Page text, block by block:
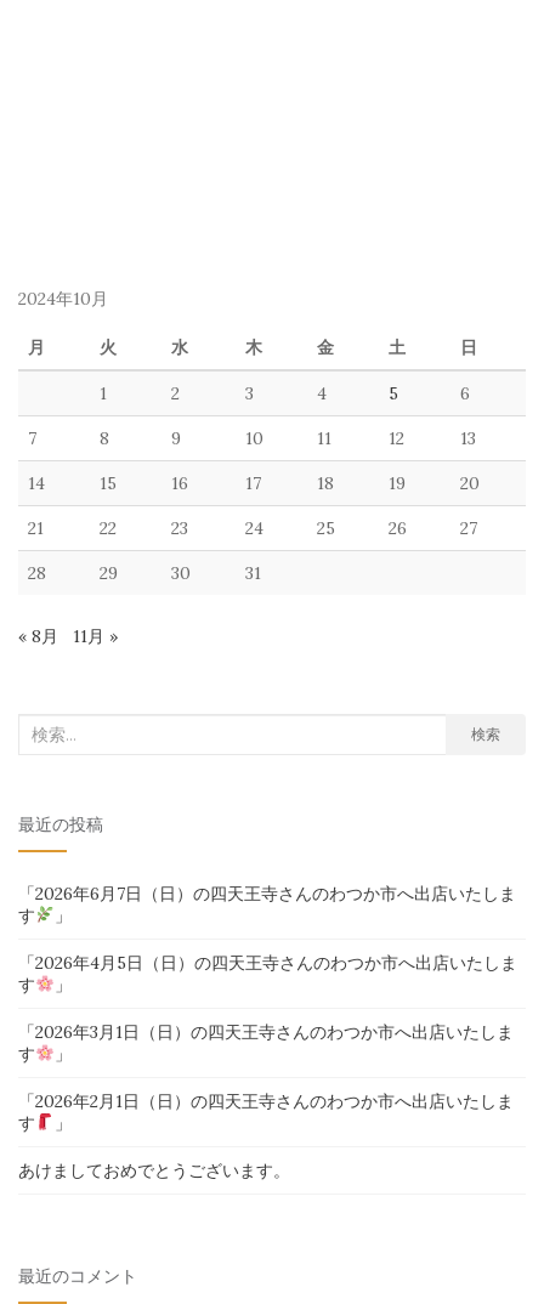
2024年10月
月 火 水 木 金 土 日
1 2 3 4 5 6
7 8 9 10 11 12 13
14 15 16 17 18 19 20
21 22 23 24 25 26 27
28 29 30 31
« 8月 11月 »
検
象:
検索
最近の投稿
「2026年6月7日（日）の四天王寺さんのわつか市へ出店いたしま
す
」
「2026年4月5日（日）の四天王寺さんのわつか市へ出店いたしま
す
」
「2026年3月1日（日）の四天王寺さんのわつか市へ出店いたしま
す
」
「2026年2月1日（日）の四天王寺さんのわつか市へ出店いたしま
す
」
あけましておめでとうございます。
最近のコメント